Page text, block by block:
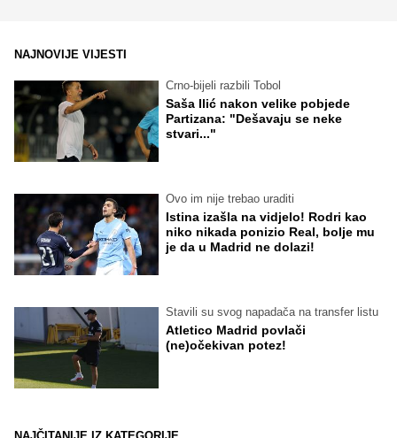
NAJNOVIJE VIJESTI
Crno-bijeli razbili Tobol
Saša Ilić nakon velike pobjede
Partizana: "Dešavaju se neke
stvari..."
Ovo im nije trebao uraditi
Istina izašla na vidjelo! Rodri kao
niko nikada ponizio Real, bolje mu
je da u Madrid ne dolazi!
Stavili su svog napadača na transfer listu
Atletico Madrid povlači
(ne)očekivan potez!